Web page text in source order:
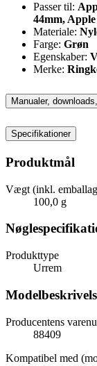
Passer til:
44mm,
Materiale:
Farge: Grøn
Egenskaber:
Merke:
Manualer,
Specifikationer
Produktmål
Vægt (inkl.
100,0 g
Produkttype
Urrem
Producentens
88409
Kompatibel med